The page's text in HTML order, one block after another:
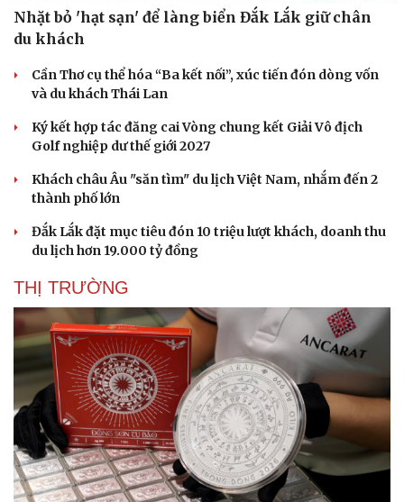
Cải chính
Nhặt bỏ 'hạt sạn' để làng biển Đắk Lắk giữ chân
du khách
Cần Thơ cụ thể hóa “Ba kết nối”, xúc tiến đón dòng vốn
và du khách Thái Lan
Ký kết hợp tác đăng cai Vòng chung kết Giải Vô địch
Golf nghiệp dư thế giới 2027
Khách châu Âu "săn tìm" du lịch Việt Nam, nhắm đến 2
thành phố lớn
Đắk Lắk đặt mục tiêu đón 10 triệu lượt khách, doanh thu
du lịch hơn 19.000 tỷ đồng
THỊ TRƯỜNG